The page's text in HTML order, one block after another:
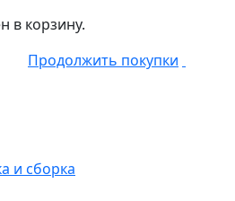
в корзину.
Продолжить покупки
и сборка